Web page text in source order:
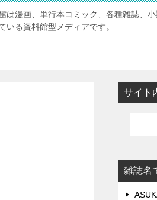
は漫画、単行本コミック、各種雑誌、
いる資料館型メディアです。
サイト
雑誌名